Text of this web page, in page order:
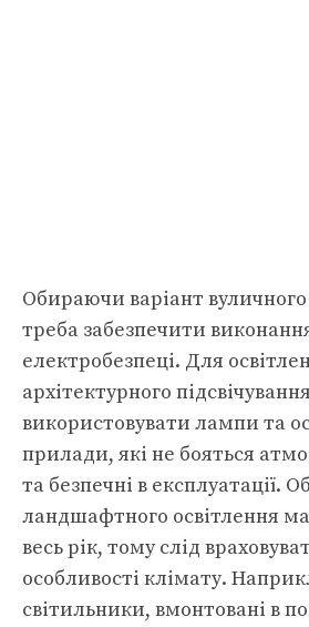
Обираючи варіант вуличного
треба забезпечити
електробезпеці. Для
архітектурного
використовувати лампи та
прилади, які не бояться
та безпечні в експлуатації.
ландшафтного освітлення
весь рік, тому слід
особливості клімату.
світильники, вмонтовані в